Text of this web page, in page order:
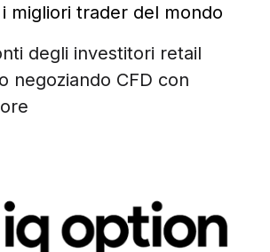
i migliori trader del mondo
degli investitori retail
negoziando CFD con